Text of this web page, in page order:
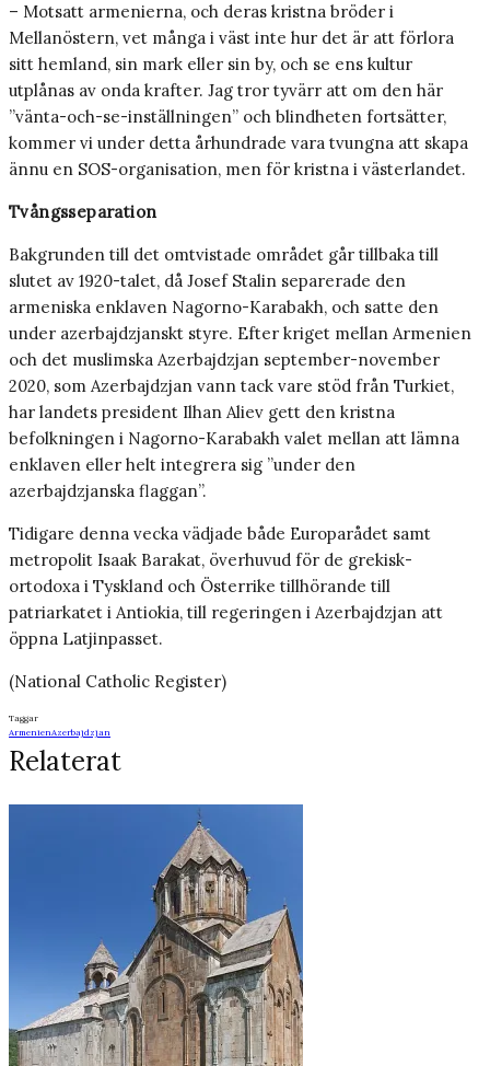
– Motsatt armenierna, och deras kristna bröder i
Mellanöstern, vet många i väst inte hur det är att förlora
sitt hemland, sin mark eller sin by, och se ens kultur
utplånas av onda krafter. Jag tror tyvärr att om den här
”vänta-och-se-inställningen” och blindheten fortsätter,
kommer vi under detta århundrade vara tvungna att skapa
ännu en SOS-organisation, men för kristna i västerlandet.
Tvångsseparation
Bakgrunden till det omtvistade området går tillbaka till
slutet av 1920-talet, då Josef Stalin separerade den
armeniska enklaven Nagorno-Karabakh, och satte den
under azerbajdzjanskt styre. Efter kriget mellan Armenien
och det muslimska Azerbajdzjan september-november
2020, som Azerbajdzjan vann tack vare stöd från Turkiet,
har landets president Ilhan Aliev gett den kristna
befolkningen i Nagorno-Karabakh valet mellan att lämna
enklaven eller helt integrera sig ”under den
azerbajdzjanska flaggan”.
Tidigare denna vecka vädjade både Europarådet samt
metropolit Isaak Barakat, överhuvud för de grekisk-
ortodoxa i Tyskland och Österrike tillhörande till
patriarkatet i Antiokia, till regeringen i Azerbajdzjan att
öppna Latjinpasset.
(National Catholic Register)
Taggar
ArmenienAzerbajdzjan
Relaterat